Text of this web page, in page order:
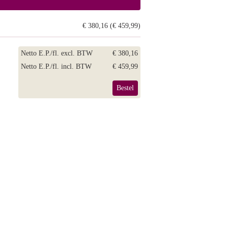
€ 380,16 (€ 459,99)
Netto E.P./fl. excl. BTW
€ 380,16
Netto E.P./fl. incl. BTW
€ 459,99
Bestel